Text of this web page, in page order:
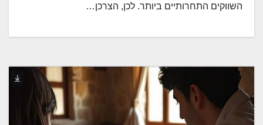
השווקים התחרותיים ביותר. לכן, הצרכן…